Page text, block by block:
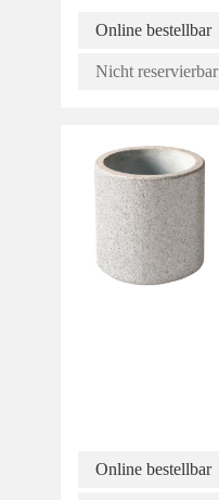
Online bestellbar
Nicht reservierbar
Online bestellbar